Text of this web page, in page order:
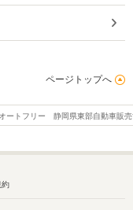
ページトップへ
オートフリー 静岡県東部自動車販
約